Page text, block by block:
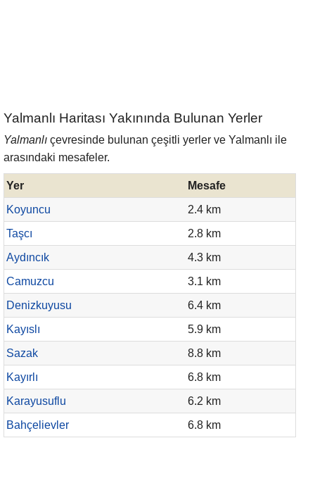
Yalmanlı Haritası Yakınında Bulunan Yerler
Yalmanlı çevresinde bulunan çeşitli yerler ve Yalmanlı ile
arasındaki mesafeler.
Yer
Mesafe
Koyuncu
2.4 km
Taşcı
2.8 km
Aydıncık
4.3 km
Camuzcu
3.1 km
Denizkuyusu
6.4 km
Kayıslı
5.9 km
Sazak
8.8 km
Kayırlı
6.8 km
Karayusuflu
6.2 km
Bahçelievler
6.8 km